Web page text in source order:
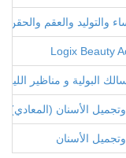
والعقم والحقن
البولية و مناظير
الأسنان (المعادي)
الأسنان